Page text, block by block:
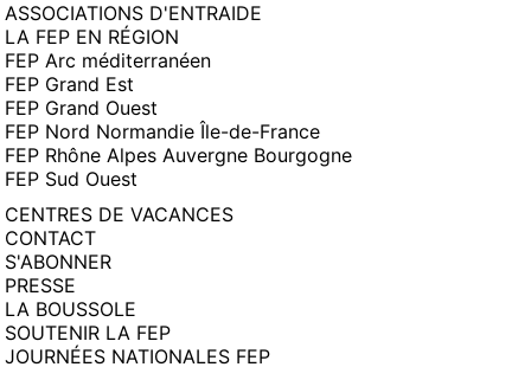
ASSOCIATIONS D'ENTRAIDE
LA FEP EN RÉGION
FEP Arc méditerranéen
FEP Grand Est
FEP Grand Ouest
FEP Nord Normandie Île-de-France
FEP Rhône Alpes Auvergne Bourgogne
FEP Sud Ouest
CENTRES DE VACANCES
CONTACT
S'ABONNER
PRESSE
LA BOUSSOLE
SOUTENIR LA FEP
JOURNÉES NATIONALES FEP